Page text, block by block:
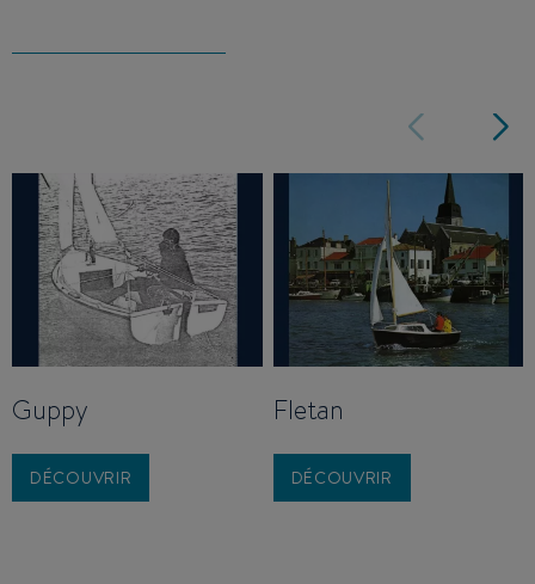
Guppy
DÉCOUVRIR
Fletan
DÉCOUVRIR